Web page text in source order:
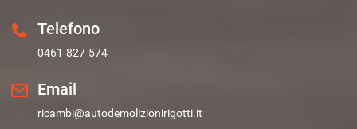
Telefono
0461-827-574
Email
ricambi@autodemolizionirigotti.it